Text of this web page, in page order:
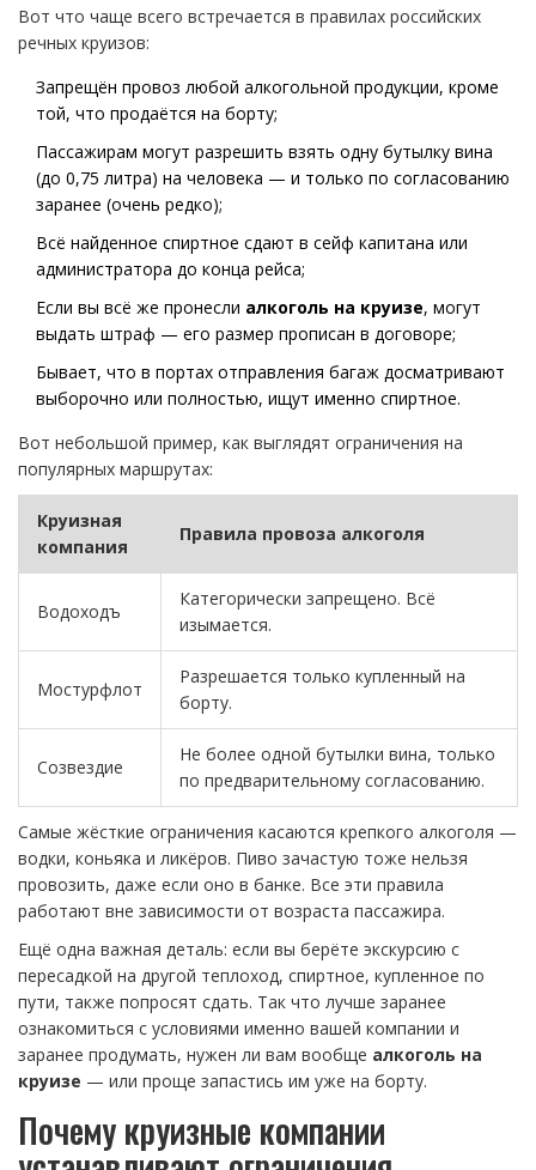
Вот что чаще всего встречается в правилах российских
речных круизов:
Запрещён провоз любой алкогольной продукции, кроме
той, что продаётся на борту;
Пассажирам могут разрешить взять одну бутылку вина
(до 0,75 литра) на человека — и только по согласованию
заранее (очень редко);
Всё найденное спиртное сдают в сейф капитана или
администратора до конца рейса;
Если вы всё же пронесли алкоголь на круизе, могут
выдать штраф — его размер прописан в договоре;
Бывает, что в портах отправления багаж досматривают
выборочно или полностью, ищут именно спиртное.
Вот небольшой пример, как выглядят ограничения на
популярных маршрутах:
Круизная
компания
Правила провоза алкоголя
Водоходъ
Категорически запрещено. Всё
изымается.
Мостурфлот
Разрешается только купленный на
борту.
Созвездие
Не более одной бутылки вина, только
по предварительному согласованию.
Самые жёсткие ограничения касаются крепкого алкоголя —
водки, коньяка и ликёров. Пиво зачастую тоже нельзя
провозить, даже если оно в банке. Все эти правила
работают вне зависимости от возраста пассажира.
Ещё одна важная деталь: если вы берёте экскурсию с
пересадкой на другой теплоход, спиртное, купленное по
пути, также попросят сдать. Так что лучше заранее
ознакомиться с условиями именно вашей компании и
заранее продумать, нужен ли вам вообще алкоголь на
круизе — или проще запастись им уже на борту.
Почему круизные компании